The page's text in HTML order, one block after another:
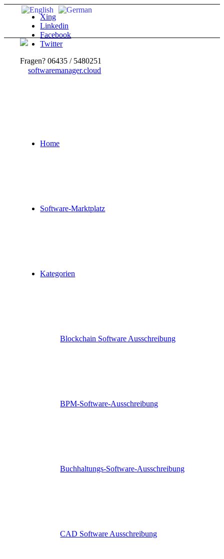
Xing
Linkedin
Facebook
Twitter
Fragen? 06435 / 5480251
Home
Software-Marktplatz
Kategorien
Blockchain Software Ausschreibung
BPM-Software-Ausschreibung
Buchhaltungs-Software-Ausschreibung
CAD Software Ausschreibung